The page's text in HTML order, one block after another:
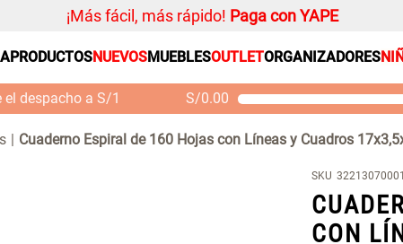
¡Más fácil, más rápido! Paga con YAPE
PRODUCTOSNUEVOSMUEBLESOUTLETORGANIZADORES
despacho a S/1 S/0.00
Cuaderno Espiral de 160 Hojas con Líneas y Cuadros
SKU
CON
Bambú Inodoro con
Puerta 65x28x171 cm
S/ 261.00 S/
Organizador
Cojin
Alfombra